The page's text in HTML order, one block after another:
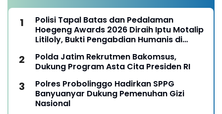
Polisi Tapal Batas dan Pedalaman
Hoegeng Awards 2026 Diraih Iptu Motalip
Litiloly, Bukti Pengabdian Humanis di
Polda Jatim Rekrutmen Bakomsus,
Dukung Program Asta Cita Presiden RI
Polres Probolinggo Hadirkan SPPG
Banyuanyar Dukung Pemenuhan Gizi
Nasional